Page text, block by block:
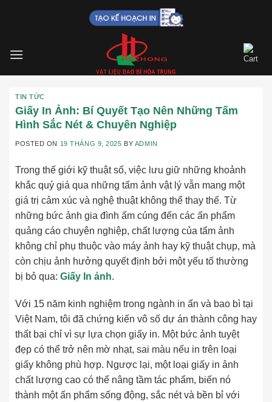
TIN TỨC
Giấy In Ảnh: Bí Quyết Tạo Nên Những Tấm
Hình Sắc Nét & Chuyên Nghiệp
POSTED ON 19 THÁNG 9, 2025 BY ADMIN
Trong thế giới kỹ thuật số, việc lưu giữ những khoảnh
khắc quý giá qua những tấm ảnh vật lý vẫn mang một
giá trị cảm xúc và nghệ thuật không thể thay thế. Từ
những bức ảnh gia đình ấm cúng đến các ấn phẩm
quảng cáo chuyên nghiệp, chất lượng của tấm ảnh
không chỉ phụ thuộc vào máy ảnh hay kỹ thuật chụp, mà
còn chịu ảnh hưởng quyết định bởi một yếu tố thường
bị bỏ qua: Giấy In ảnh.
Với 15 năm kinh nghiệm trong ngành in ấn và bao bì tại
Việt Nam, tôi đã chứng kiến vô số dự án thành công hay
thất bại chỉ vì sự lựa chọn giấy in. Một bức ảnh tuyệt
đẹp có thể trở nên mờ nhạt, sai màu nếu in trên loại
giấy không phù hợp. Ngược lại, một loại giấy in ảnh
chất lượng cao có thể nâng tầm tác phẩm, biến nó
thành một ấn phẩm sống động, sắc nét và bền bỉ với